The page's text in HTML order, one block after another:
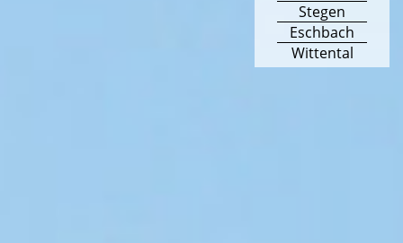
Stegen
Eschbach
Wittental